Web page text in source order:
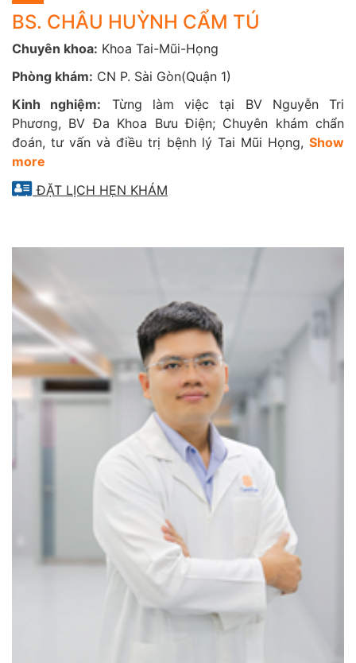
BS. CHÂU HUỲNH CẨM TÚ
Chuyên khoa: Khoa Tai-Mũi-Họng
Phòng khám: CN P. Sài Gòn(Quận 1)
Kinh nghiệm:
Từng làm việc tại BV Nguyễn Tri
Phương, BV Đa Khoa Bưu Điện; Chuyên khám chẩn
đoán, tư vấn và điều trị bệnh lý Tai Mũi Họng, Show
more
ĐẶT LỊCH HẸN KHÁM